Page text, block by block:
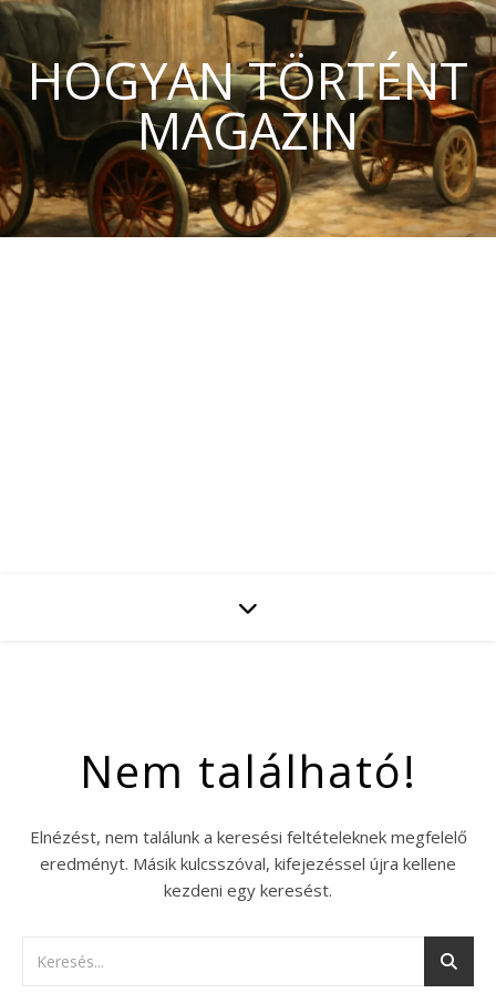
HOGYAN TÖRTÉNT
MAGAZIN
Nem található!
Elnézést, nem találunk a keresési feltételeknek megfelelő
eredményt. Másik kulcsszóval, kifejezéssel újra kellene
kezdeni egy keresést.